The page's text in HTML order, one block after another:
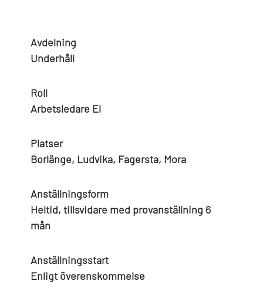
Avdelning
Underhåll
Roll
Arbetsledare El
Platser
Borlänge, Ludvika, Fagersta, Mora
Anställningsform
Heltid, tillsvidare med provanställning 6
mån
Anställningsstart
Enligt överenskommelse